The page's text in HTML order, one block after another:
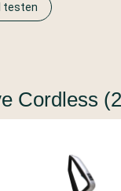
testen
Cordless